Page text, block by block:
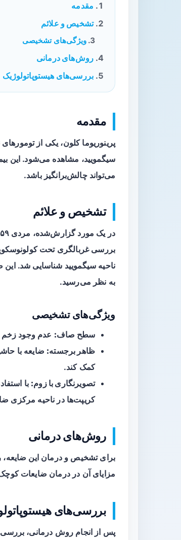
مقدمه
تشخیص و علائم
ویژگی‌های تشخیصی
روش‌های درمانی
بررسی‌های هیستوپاتولوژیک
مقدمه
پرینوریوما کلون، یکی از
سیگمویید، مشاهده می‌شود. این
می‌تواند چالش‌برانگیز باشد.
تشخیص و علائم
ناحیه سیگمویید شناسایی شد.
به نظر می‌رسید.
ویژگی‌های تشخیصی
سطح صاف: عدم وجود
ظاهر برجسته: ضایعه با
کمک کند.
تصویرنگاری با زوم: با
کریپت‌ها در ناحیه مرکزی
روش‌های درمانی
برای تشخیص و درمان این ضایعه،
مزایای آن در درمان ضایعات
بررسی‌های
پس از انجام روش درمانی،